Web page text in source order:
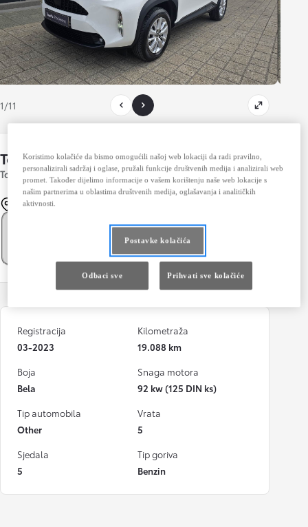
1/11
Toyota Yaris Cross
Toyota Yaris Cross MY22 1.5 VVT-iE 5D M/T6 SOL
Spremi automobil
Mostar
Registracija
03-2023
Kilometraža
19.088 km
Boja
Bela
Snaga motora
92 kw (125 DIN ks)
Tip automobila
Other
Vrata
5
Sjedala
5
Tip goriva
Benzin
Koristimo kolačiće da bismo omogućili našoj web lokaciji da radi pravilno,
personalizirali sadržaj i oglase, pružali funkcije društvenih medija i analizirali web
promet. Također dijelimo informacije o vašem korištenju naše web lokacije s
našim partnerima u oblastima društvenih medija, oglašavanja i analitičkih
aktivnosti.
Postavke kolačića
Odbaci sve Prihvati sve kolačiće